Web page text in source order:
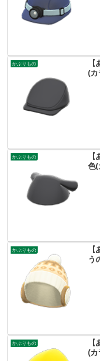
かぶりもの
(カ
かぶりもの
色(
かぶりもの
う
かぶりもの
(カ